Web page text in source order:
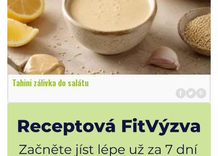
Tahini zálivka do salátu